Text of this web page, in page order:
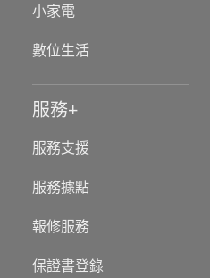
小家電
數位生活
服務
服務支援
服務據點
報修服務
保證書登錄